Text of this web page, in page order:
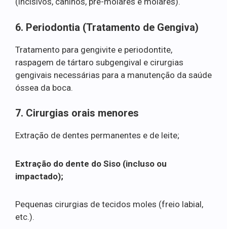
6. Periodontia (Tratamento de Gengiva)
Tratamento para gengivite e periodontite,
raspagem de tártaro subgengival e cirurgias
gengivais necessárias para a manutenção da saúde
óssea da boca.
7. Cirurgias orais menores
Extração de dentes permanentes e de leite;
Extração do dente do Siso (incluso ou
impactado);
Pequenas cirurgias de tecidos moles (freio labial,
etc.).